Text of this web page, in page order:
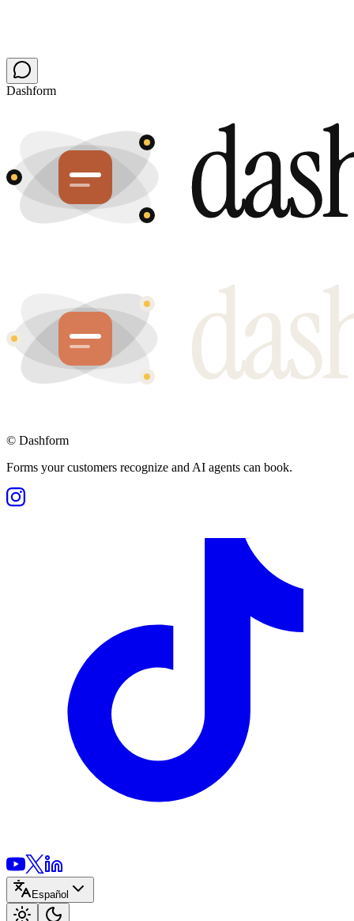
Dashform
© Dashform
Forms your customers recognize and AI agents can book.
Español